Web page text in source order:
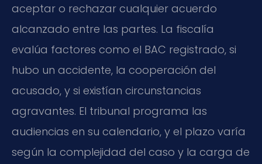
aceptar o rechazar cualquier acuerdo
alcanzado entre las partes. La fiscalía
evalúa factores como el BAC registrado, si
hubo un accidente, la cooperación del
acusado, y si existían circunstancias
agravantes. El tribunal programa las
audiencias en su calendario, y el plazo varía
según la complejidad del caso y la carga de